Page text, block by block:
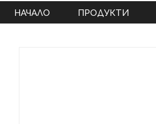
НАЧАЛО ПРОДУКТИ